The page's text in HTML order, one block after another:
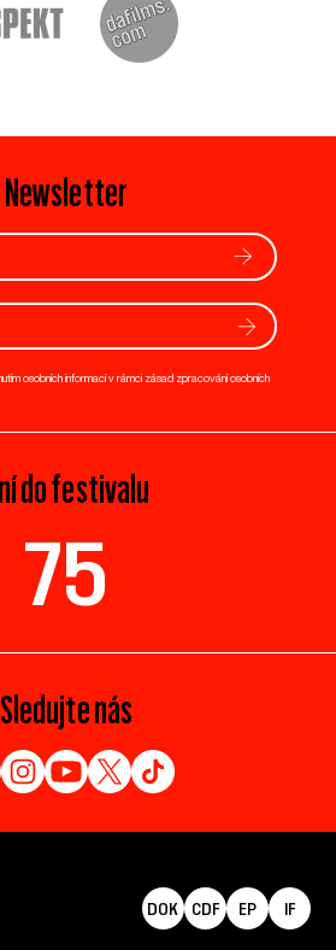
Newsletter
osobních informací v rámci zásad zpracování osobních
do festivalu
75
Sledujte nás
DOK CDF EP IF